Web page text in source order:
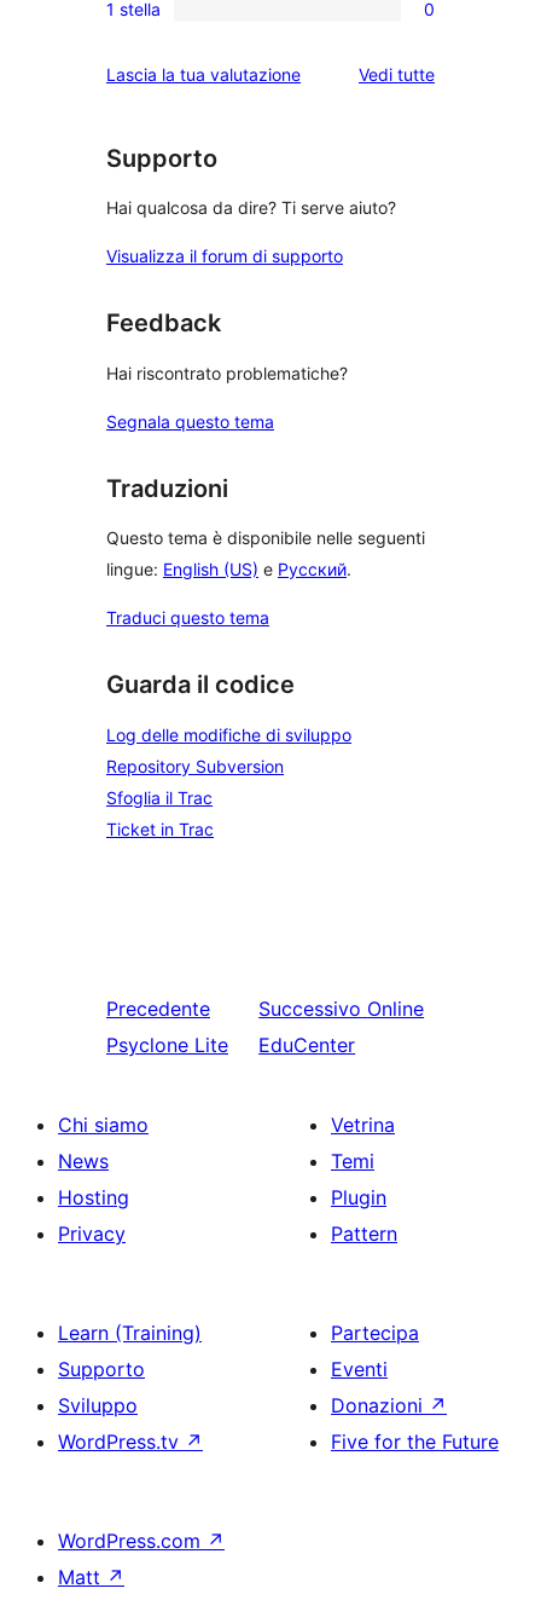
4-
a
stelle
recensioni
2-
0
a
stelle
1 stella 0
Lascia la tua valutazione Vedi tuttele
Supporto
Hai qualcosa da dire? Ti serve aiuto?
Visualizza il forum di supporto
Feedback
Hai riscontrato problematiche?
Segnala questo tema
Traduzioni
Questo tema è disponibile nelle seguenti
lingue: English (US) e Русский.
Traduci questo tema
Guarda il codice
Log delle modifiche di sviluppo
Repository Subversion
Sfoglia il Trac
Ticket in Trac
Precedente
Psyclone Lite
Successivo Online
EduCenter
Chi siamo
News
Hosting
Privacy
Vetrina
Temi
Plugin
Pattern
Learn (Training)
Supporto
Sviluppo
WordPress.tv ↗
Partecipa
Eventi
Donazioni ↗
Five for the Future
WordPress.com ↗
Matt ↗